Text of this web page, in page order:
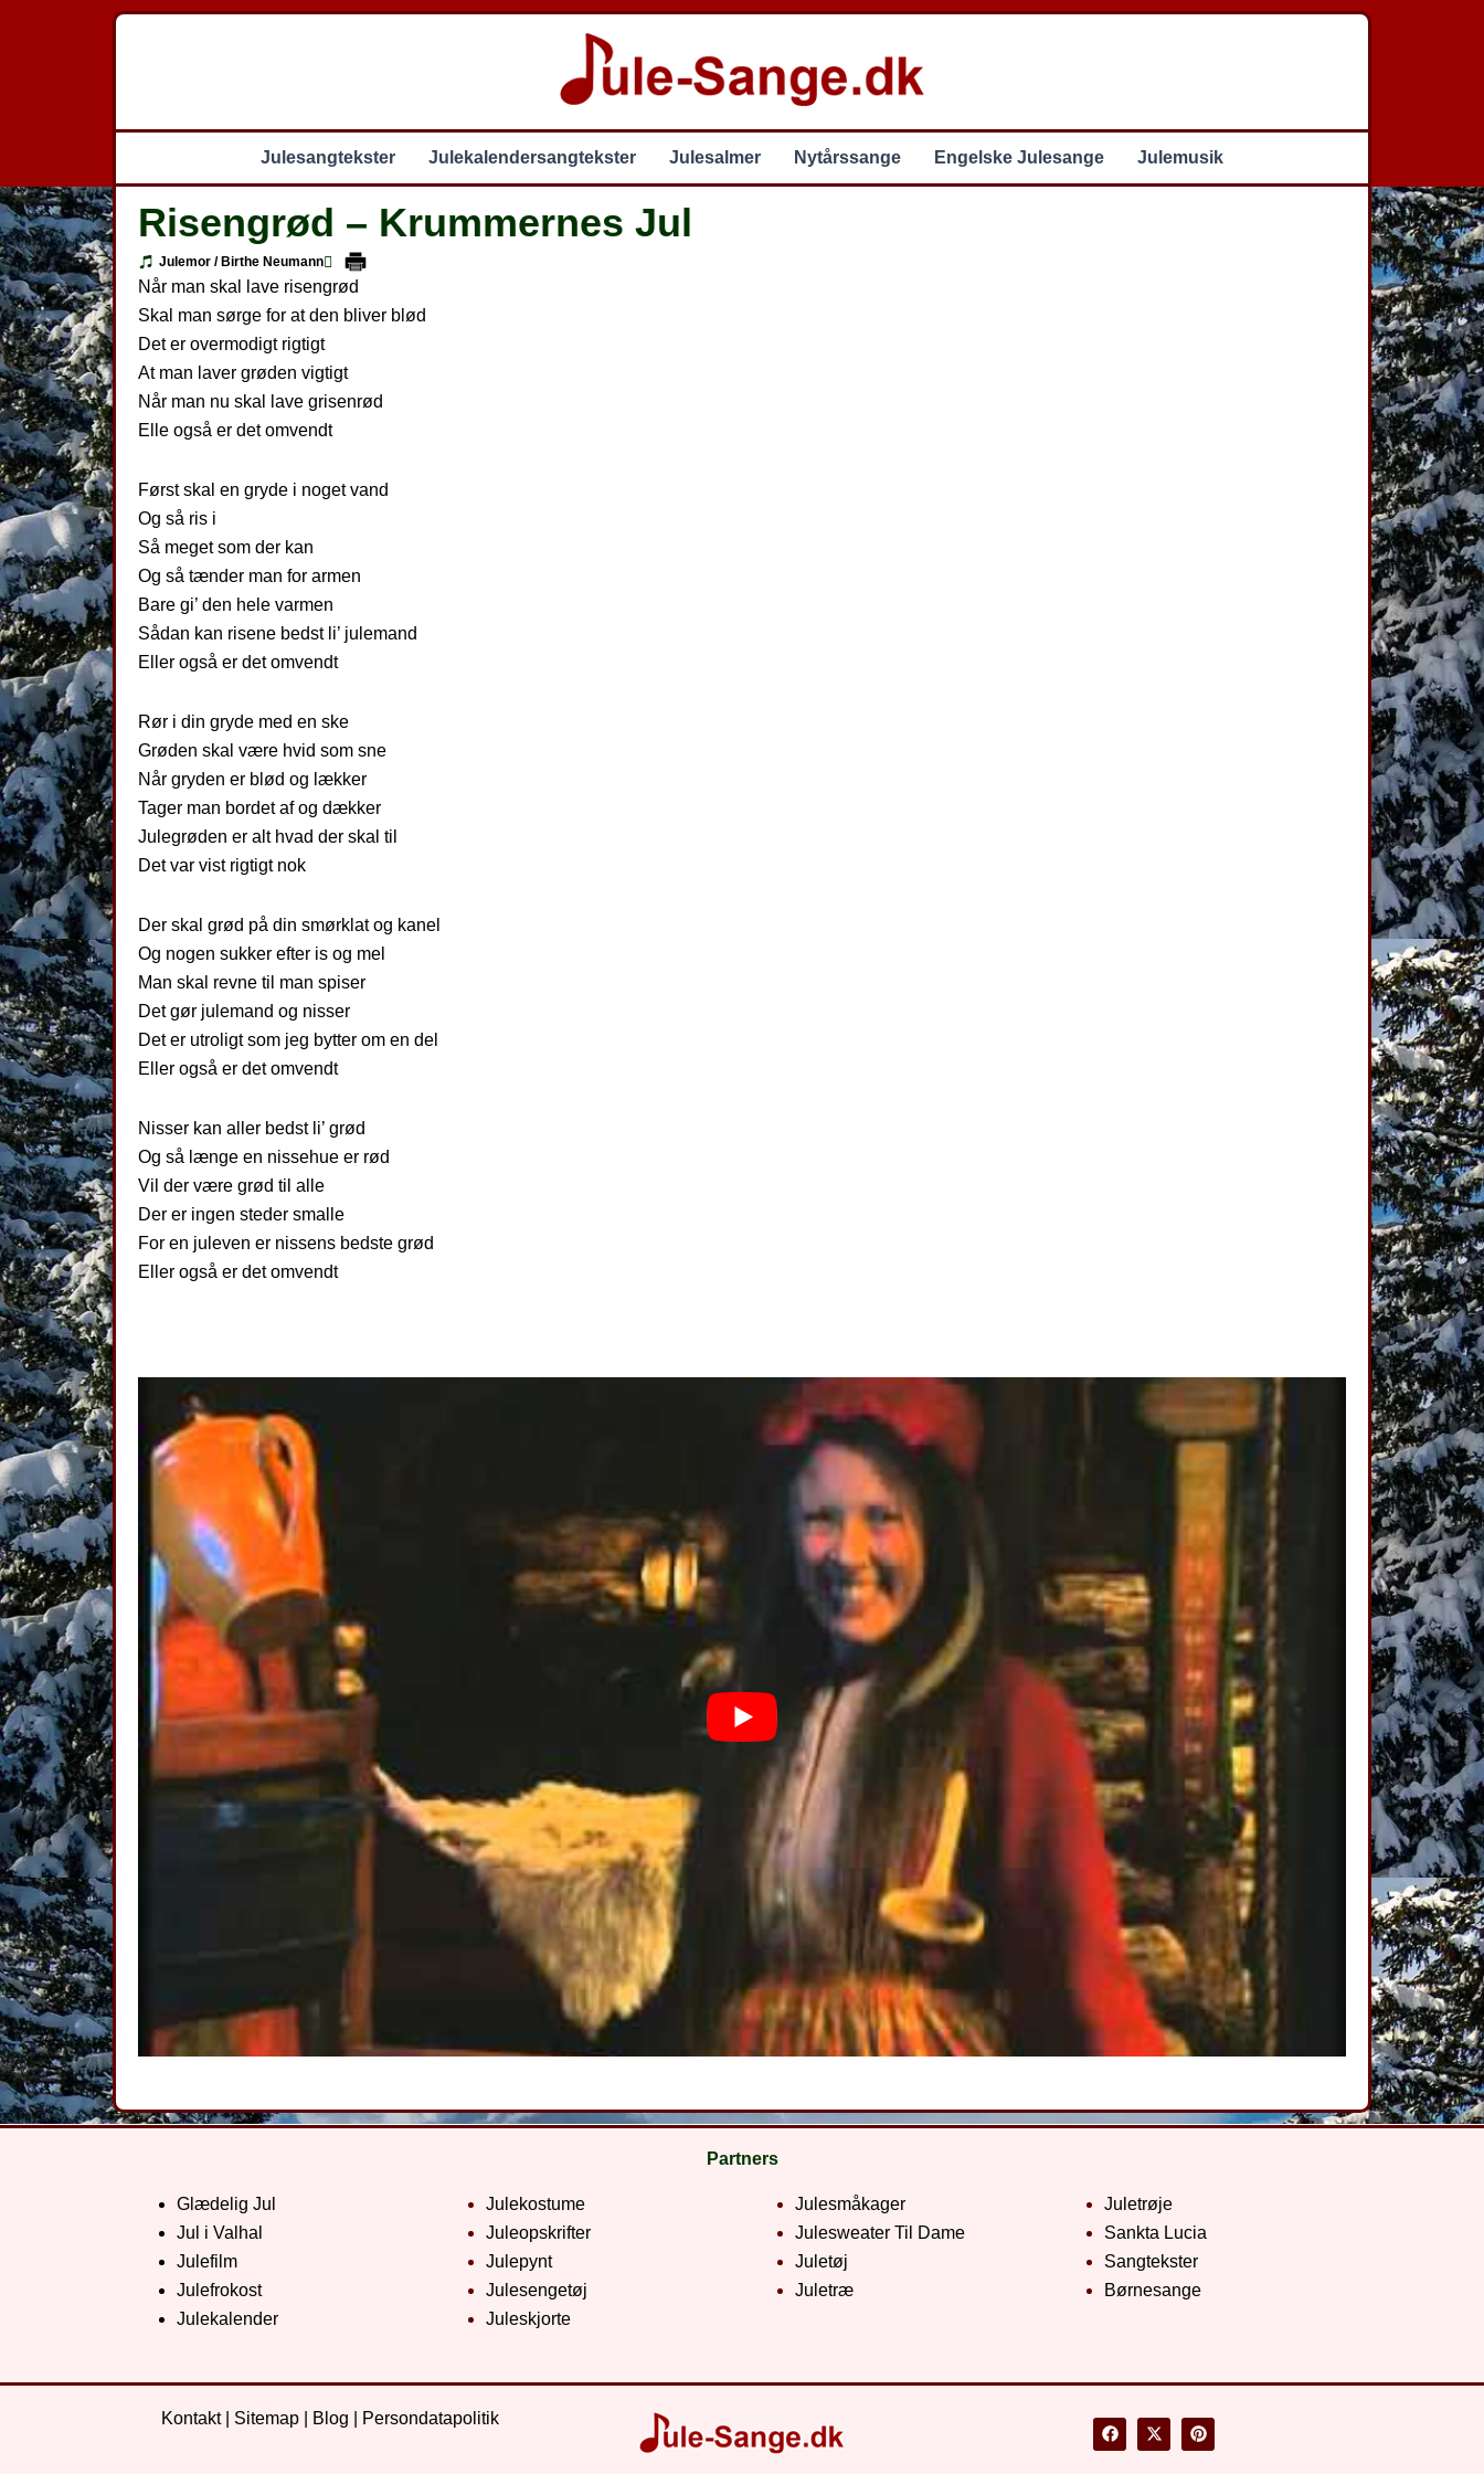
Julesangtekster Julekalendersangtekster Julesalmer Nytårssange Engelske Julesange Julemusik
Risengrød – Krummernes Jul
Julemor / Birthe Neumann
Når man skal lave risengrød
Skal man sørge for at den bliver blød
Det er overmodigt rigtigt
At man laver grøden vigtigt
Når man nu skal lave grisenrød
Elle også er det omvendt
Først skal en gryde i noget vand
Og så ris i
Så meget som der kan
Og så tænder man for armen
Bare gi’ den hele varmen
Sådan kan risene bedst li’ julemand
Eller også er det omvendt
Rør i din gryde med en ske
Grøden skal være hvid som sne
Når gryden er blød og lækker
Tager man bordet af og dækker
Julegrøden er alt hvad der skal til
Det var vist rigtigt nok
Der skal grød på din smørklat og kanel
Og nogen sukker efter is og mel
Man skal revne til man spiser
Det gør julemand og nisser
Det er utroligt som jeg bytter om en del
Eller også er det omvendt
Nisser kan aller bedst li’ grød
Og så længe en nissehue er rød
Vil der være grød til alle
Der er ingen steder smalle
For en juleven er nissens bedste grød
Eller også er det omvendt
Partners
Glædelig Jul
Jul i Valhal
Julefilm
Julefrokost
Julekalender
Julekostume
Juleopskrifter
Julepynt
Julesengetøj
Juleskjorte
Julesmåkager
Julesweater Til Dame
Juletøj
Juletræ
Juletrøje
Sankta Lucia
Sangtekster
Børnesange
Kontakt| Sitemap| Blog Persondatapolitik F
a
c
X
-
t
P
i
n